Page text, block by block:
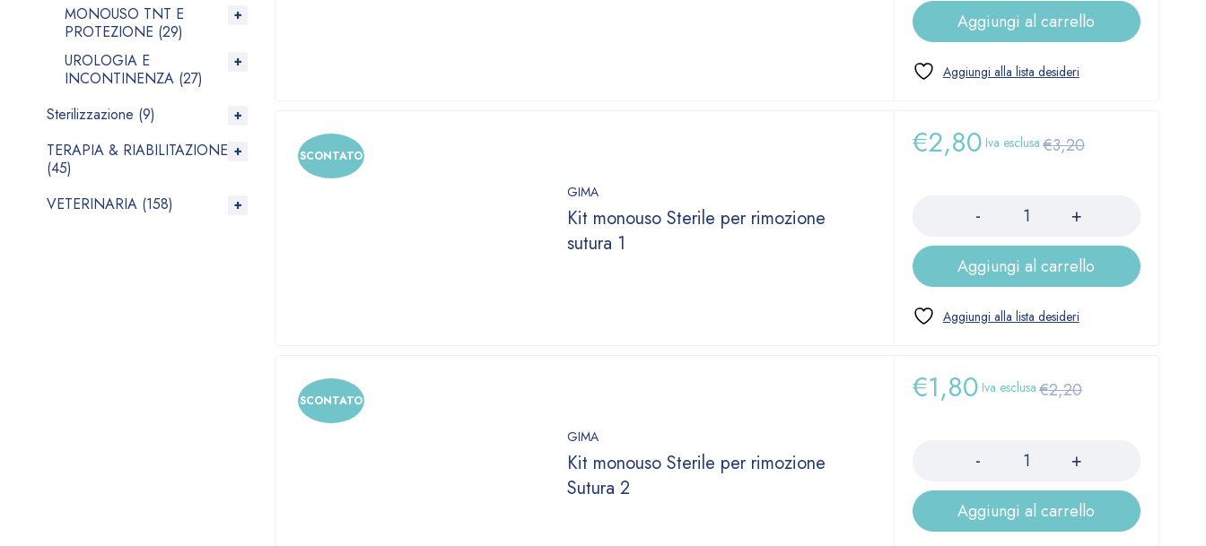
MONOUSO TNT E
PROTEZIONE (29)
UROLOGIA E
INCONTINENZA (27)
Sterilizzazione (9)
TERAPIA & RIABILITAZIONE
(45)
VETERINARIA (158)
Aggiungi al carrello
SCONTATO
GIMA
Kit monouso Sterile per rimozione
sutura 1
€3,20
€2,80 Iva esclusa
Aggiungi al carrello
SCONTATO
GIMA
Kit monouso Sterile per rimozione
Sutura 2
€2,20
€1,80 Iva esclusa
Aggiungi al carrello